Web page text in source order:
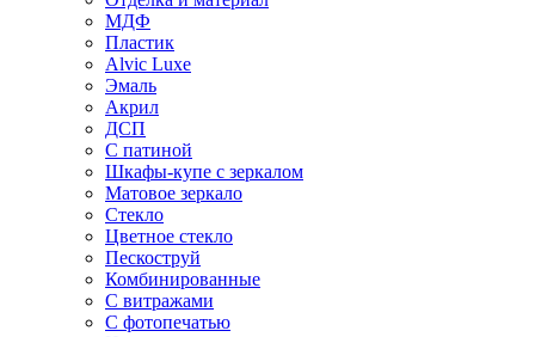
МДФ
Пластик
Alvic Luxe
Эмаль
Акрил
ДСП
С патиной
Шкафы-купе с зеркалом
Матовое зеркало
Стекло
Цветное стекло
Пескоструй
Комбинированные
С витражами
С фотопечатью